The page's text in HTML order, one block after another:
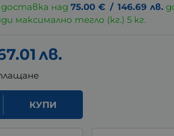
над75.00 € / 146.69 лв.
максимално тегло (кг.) 5 кг.
лв.
КУПИ